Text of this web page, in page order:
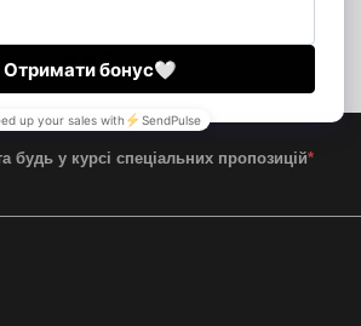
будь у курсі спеціальних пропозицій*